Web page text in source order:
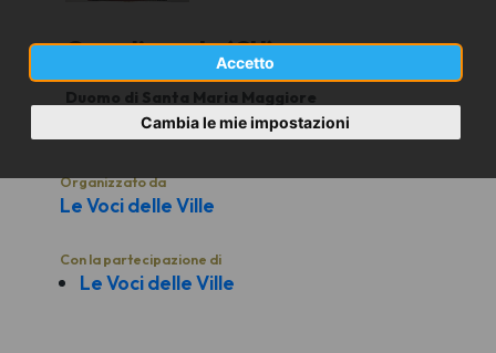
Accetto
Cambia le mie impostazioni
Guardiagrele (CH)
Duomo di Santa Maria Maggiore
Organizzato da
Le Voci delle Ville
Con la partecipazione di
Le Voci delle Ville